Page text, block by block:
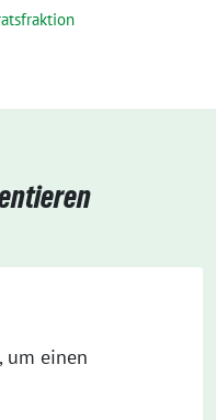
um einen